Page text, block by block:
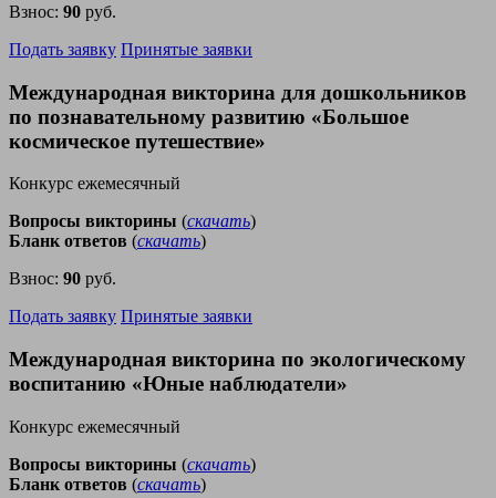
Взнос: 90 руб.
Подать заявку Принятые заявки
Международная викторина для дошкольников
по познавательному развитию «Большое
космическое путешествие»
Конкурс ежемесячный
Вопросы викторины (скачать)
Бланк ответов (скачать)
Взнос: 90 руб.
Подать заявку Принятые заявки
Международная викторина по экологическому
воспитанию «Юные наблюдатели»
Конкурс ежемесячный
Вопросы викторины (скачать)
Бланк ответов (скачать)